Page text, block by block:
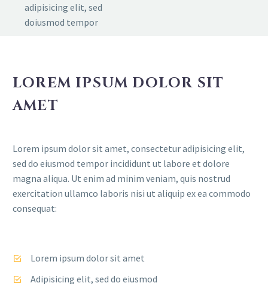
adipisicing elit, sed
doiusmod tempor
LOREM IPSUM DOLOR SIT
AMET
Lorem ipsum dolor sit amet, consectetur adipisicing elit,
sed do eiusmod tempor incididunt ut labore et dolore
magna aliqua. Ut enim ad minim veniam, quis nostrud
exercitation ullamco laboris nisi ut aliquip ex ea commodo
consequat:
Lorem ipsum dolor sit amet
Adipisicing elit, sed do eiusmod